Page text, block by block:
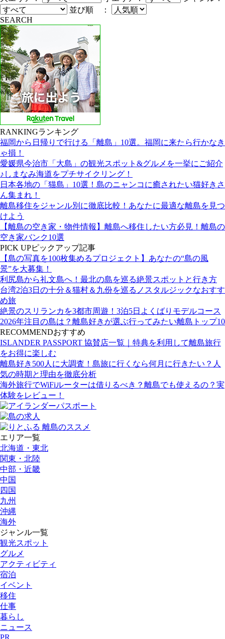
並び順 ：
SEARCH
RANKINGランキング
福岡から日帰りで行ける「離島」10選。福岡に来たら行かなき
ゃ損！
愛媛県今治市「大島」の観光スポット&グルメを一挙にご紹介
♪しまなみ海道をプチサイクリング！
日本各地の「猫島」10選！島のニャンコに癒されたい猫好きさ
ん集まれ！
離島移住をジャンル別に徹底比較！あなたに最適な離島を見つ
けよう
【離島の空き家・物件情報】離島へ移住したい方必見！離島の
空き家バンク10選
PICK UPピックアップ記事
【島の写真を100枚集めるプロジェクト】あなたの“島の風
景”を大募集！
利尻島から礼文島へ！最北の島を巡る絶景スポットと行き方
台湾2泊3日の十分＆猫村＆九份を巡るノスタルジックなおすす
め旅
絶景のスリランカを3都市周遊！3泊5日よくばりモデルコース
2026年注目の島は？離島好きが選ぶ行ってみたい離島トップ10
RECOMMENDおすすめ
ISLANDER PASSPORT 協賛店一覧｜特典を利用して離島旅行
をお得に楽しむ
離島好き500人に大調査！島旅に行くなら何月に行きたい？人
気の時期と理由を徹底分析
海外旅行でWiFiルーターは借りるべき？離島でも使えるの？実
体験をレビュー！
エリア一覧
北海道・東北
関東・北陸
中部・近畿
中国
四国
九州
沖縄
海外
ジャンル一覧
観光スポット
グルメ
アクティビティ
宿泊
イベント
移住
仕事
暮らし
ニュース
PR